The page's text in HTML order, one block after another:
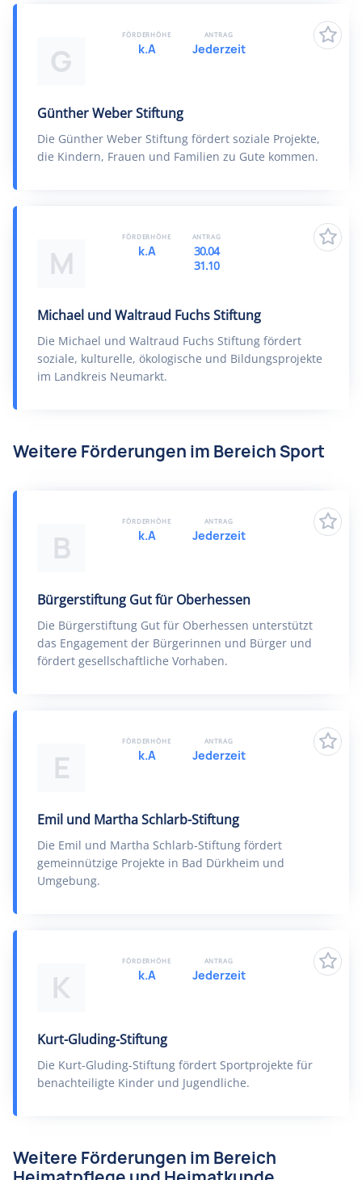
G
Günther Weber Stiftung
Die Günther Weber Stiftung fördert soziale Projekte,
die Kindern, Frauen und Familien zu Gute kommen.
FÖRDERHÖHE
k.A
ANTRAG
Jederzeit
M
Michael und Waltraud Fuchs Stiftung
Die Michael und Waltraud Fuchs Stiftung fördert
soziale, kulturelle, ökologische und Bildungsprojekte
im Landkreis Neumarkt.
FÖRDERHÖHE
k.A
ANTRAG
30.04
31.10
Weitere Förderungen im Bereich Sport
B
Bürgerstiftung Gut für Oberhessen
Die Bürgerstiftung Gut für Oberhessen unterstützt
das Engagement der Bürgerinnen und Bürger und
fördert gesellschaftliche Vorhaben.
FÖRDERHÖHE
k.A
ANTRAG
Jederzeit
E
Emil und Martha Schlarb-Stiftung
Die Emil und Martha Schlarb-Stiftung fördert
gemeinnützige Projekte in Bad Dürkheim und
Umgebung.
FÖRDERHÖHE
k.A
ANTRAG
Jederzeit
K
Kurt-Gluding-Stiftung
Die Kurt-Gluding-Stiftung fördert Sportprojekte für
benachteiligte Kinder und Jugendliche.
FÖRDERHÖHE
k.A
ANTRAG
Jederzeit
Weitere Förderungen im Bereich